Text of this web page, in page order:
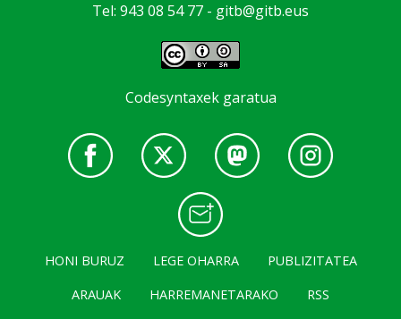
Tel: 943 08 54 77 - gitb@gitb.eus
Codesyntaxek garatua
HONI BURUZ LEGE OHARRA
PUBLIZITATEA
ARAUAK
HARREMANETARAKO RSS